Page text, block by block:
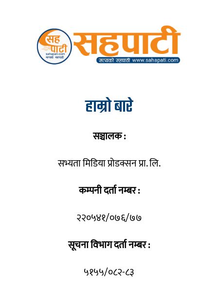
हाम्रो बारे
सञ्चालक :
सभ्यता मिडिया प्रोडक्सन प्रा. लि.
कम्पनी दर्ता नम्बर :
२२०५४१/०७६/७७
सूचना विभाग दर्ता नम्बर :
५१५५/०८२-८३